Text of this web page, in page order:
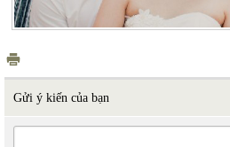
Gửi ý kiến của bạn